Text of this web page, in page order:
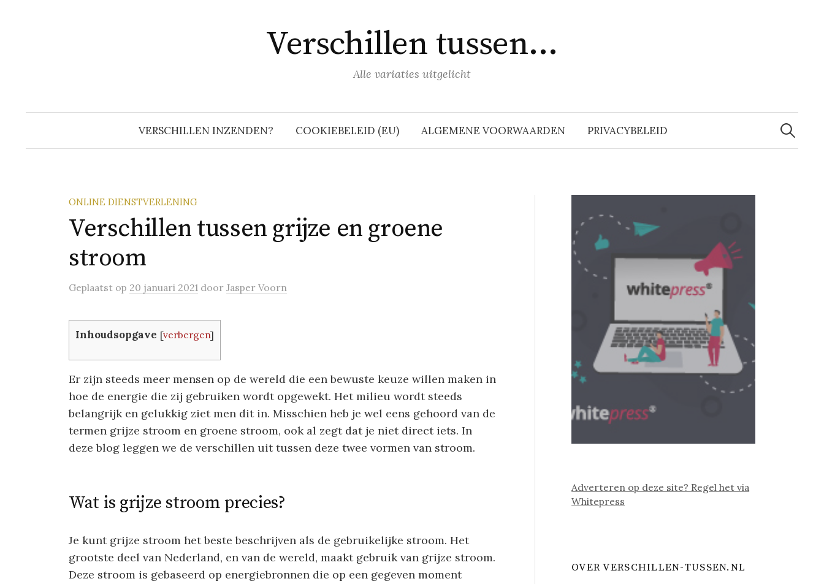
Verschillen tussen…
Alle variaties uitgelicht
VERSCHILLEN INZENDEN? COOKIEBELEID (EU) ALGEMENE VOORWAARDEN PRIVACYBELEID
Zoeken
naar:
ONLINE DIENSTVERLENING
Verschillen tussen grijze en groene
stroom
Geplaatst op 20 januari 2021 door Jasper Voorn
Inhoudsopgave [verbergen]
Er zijn steeds meer mensen op de wereld die een bewuste keuze willen maken in
hoe de energie die zij gebruiken wordt opgewekt. Het milieu wordt steeds
belangrijk en gelukkig ziet men dit in. Misschien heb je wel eens gehoord van de
termen grijze stroom en groene stroom, ook al zegt dat je niet direct iets. In
deze blog leggen we de verschillen uit tussen deze twee vormen van stroom.
Wat is grijze stroom precies?
Je kunt grijze stroom het beste beschrijven als de gebruikelijke stroom. Het
grootste deel van Nederland, en van de wereld, maakt gebruik van grijze stroom.
Deze stroom is gebaseerd op energiebronnen die op een gegeven moment
Adverteren op deze site? Regel het via
Whitepress
OVER VERSCHILLEN-TUSSEN.NL